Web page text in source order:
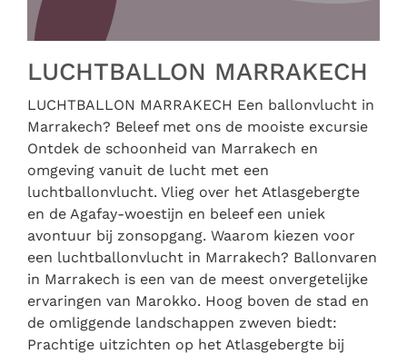
LUCHTBALLON MARRAKECH
LUCHTBALLON MARRAKECH Een ballonvlucht in
Marrakech? Beleef met ons de mooiste excursie
Ontdek de schoonheid van Marrakech en
omgeving vanuit de lucht met een
luchtballonvlucht. Vlieg over het Atlasgebergte
en de Agafay-woestijn en beleef een uniek
avontuur bij zonsopgang. Waarom kiezen voor
een luchtballonvlucht in Marrakech? Ballonvaren
in Marrakech is een van de meest onvergetelijke
ervaringen van Marokko. Hoog boven de stad en
de omliggende landschappen zweven biedt:
Prachtige uitzichten op het Atlasgebergte bij